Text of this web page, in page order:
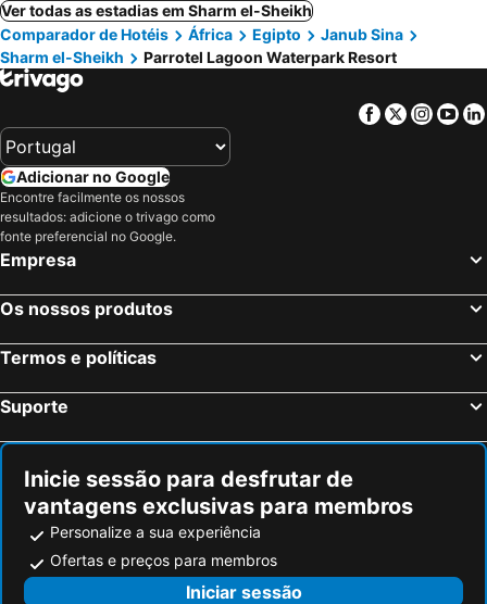
Ver todas as estadias em Sharm el-Sheikh
Comparador de Hotéis
África Egipto
Janub Sina
Sharm el-Sheikh
Parrotel Lagoon Waterpark Resort
Facebook
Twitter
Adicionar no Google
Encontre facilmente os nossos
resultados: adicione o trivago como
fonte preferencial no Google.
Empresa
Os nossos produtos
Termos e políticas
Suporte
Inicie sessão para desfrutar de
vantagens exclusivas para membros
Personalize a sua experiência
Ofertas e preços para membros
Iniciar sessão